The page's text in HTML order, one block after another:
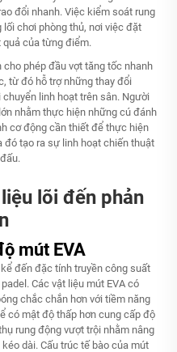
đổi nhanh. Việc kiểm soát rung
lối chơi phòng thủ, nơi việc đặt
của từng điểm.
phép đầu vợt tăng tốc nhanh
từ đó hỗ trợ những thay đổi
linh hoạt trên sân. Người
nhằm thực hiện những cú đánh
cơ động cần thiết để thực hiện
tạo ra sự linh hoạt chiến thuật
lõi đến phản
mút EVA
đến đặc tính truyền công suất
Các vật liệu mút EVA có
chắc chắn hơn với tiềm năng
có mật độ thấp hơn cung cấp độ
rung động vượt trội nhằm nâng
dài. Cấu trúc tế bào của mút